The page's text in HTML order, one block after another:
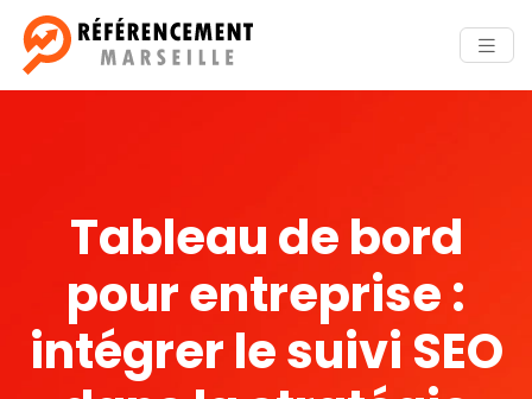
Tableau de bord
pour entreprise :
intégrer le suivi SEO